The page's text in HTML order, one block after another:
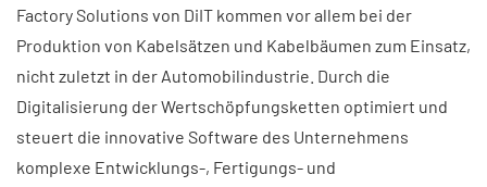
Factory Solutions von DiIT kommen vor allem bei der
Produktion von Kabelsätzen und Kabelbäumen zum Einsatz,
nicht zuletzt in der Automobilindustrie. Durch die
Digitalisierung der Wertschöpfungsketten optimiert und
steuert die innovative Software des Unternehmens
komplexe Entwicklungs-, Fertigungs- und